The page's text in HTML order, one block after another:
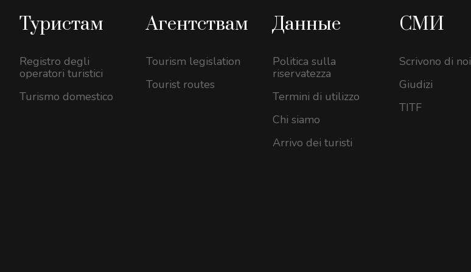
Туристам
Registro degli
operatori turistici
Turismo domestico
Агентствам
Tourism legislation
Tourist routes
Данные
Politica sulla
riservatezza
Termini di utilizzo
Chi siamo
Arrivo dei turisti
СМИ
Scrivono di noi
Giudizi
TITF